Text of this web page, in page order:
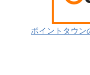
ポイントタウン